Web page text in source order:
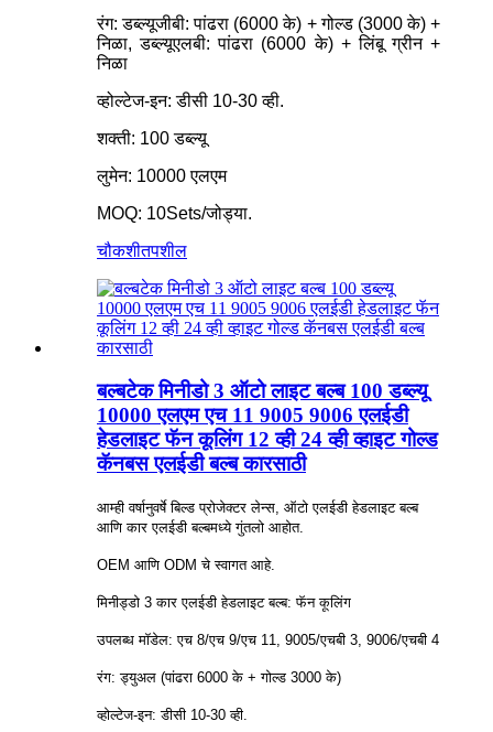
रंग: डब्ल्यूजीबी: पांढरा (6000 के) + गोल्ड (3000 के) +
निळा, डब्ल्यूएलबी: पांढरा (6000 के) + लिंबू ग्रीन +
निळा
व्होल्टेज-इन: डीसी 10-30 व्ही.
शक्ती: 100 डब्ल्यू
लुमेन: 10000 एलएम
MOQ: 10Sets/जोड्या.
चौकशीतपशील
बल्बटेक मिनीडो 3 ऑटो लाइट बल्ब 100 डब्ल्यू
10000 एलएम एच 11 9005 9006 एलईडी
हेडलाइट फॅन कूलिंग 12 व्ही 24 व्ही व्हाइट गोल्ड
कॅनबस एलईडी बल्ब कारसाठी
आम्ही वर्षानुवर्षे बिल्ड प्रोजेक्टर लेन्स, ऑटो एलईडी हेडलाइट बल्ब
आणि कार एलईडी बल्बमध्ये गुंतलो आहोत.
OEM आणि ODM चे स्वागत आहे.
मिनीड्डो 3 कार एलईडी हेडलाइट बल्ब: फॅन कूलिंग
उपलब्ध मॉडेल: एच 8/एच 9/एच 11, 9005/एचबी 3, 9006/एचबी 4
रंग: ड्युअल (पांढरा 6000 के + गोल्ड 3000 के)
व्होल्टेज-इन: डीसी 10-30 व्ही.